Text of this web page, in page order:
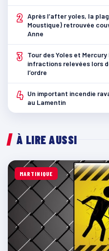
2 Après l’after yoles, la
Moustique) retrouvée
Anne
3
Tour des Yoles et
infractions relevées lors
l’ordre
4 Un important incendie
au Lamentin
À LIRE AUSSI
MARTINIQUE